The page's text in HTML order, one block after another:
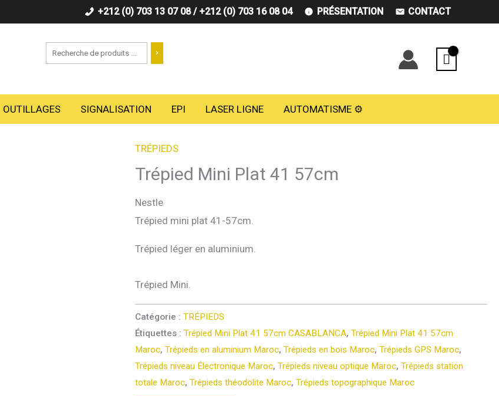
+212 (0) 703 13 07 08 / +212 (0) 703 16 08 04 PRÉSENTATION CONTACT
OUTILLAGES SIGNALISATION EPI LASER LIGNE AUTOMATISME ⚙️
TRÉPIEDS
Trépied Mini Plat 41 57cm
Nestle
Trépied mini plat 41-57cm.
Trépied léger en aluminium.
Trépied Mini.
Catégorie :TRÉPIEDS
Étiquettes :Trépied Mini Plat 41 57cm CASABLANCA,Trépied Mini Plat 41 57cm
Maroc,Trépieds en aluminium Maroc,Trépieds en bois Maroc,Trépieds GPS Maroc,
Trépieds niveau Électronique Maroc,Trépieds niveau optique Maroc,Trépieds station
totale Maroc,Trépieds théodolite Maroc,Trépieds topographique Maroc